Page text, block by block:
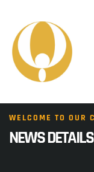
WELCOME TO OUR
NEWS DETAILS